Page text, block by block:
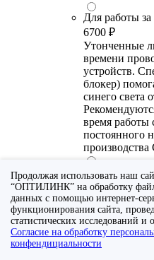
Для работы
6700 ₽
Утонченные
времени
устройств.
блокер)
синего света
время работы
постоянного
Для работы
20300 ₽
тех, кто
экранами
Специальное
выборочно
Продолжая использовать наш
“ОПТИЛИНК” на обработку
данных с помощью интернет-
функционирования сайта,
статистических исследований и
Согласие на обработку
конфендициальности